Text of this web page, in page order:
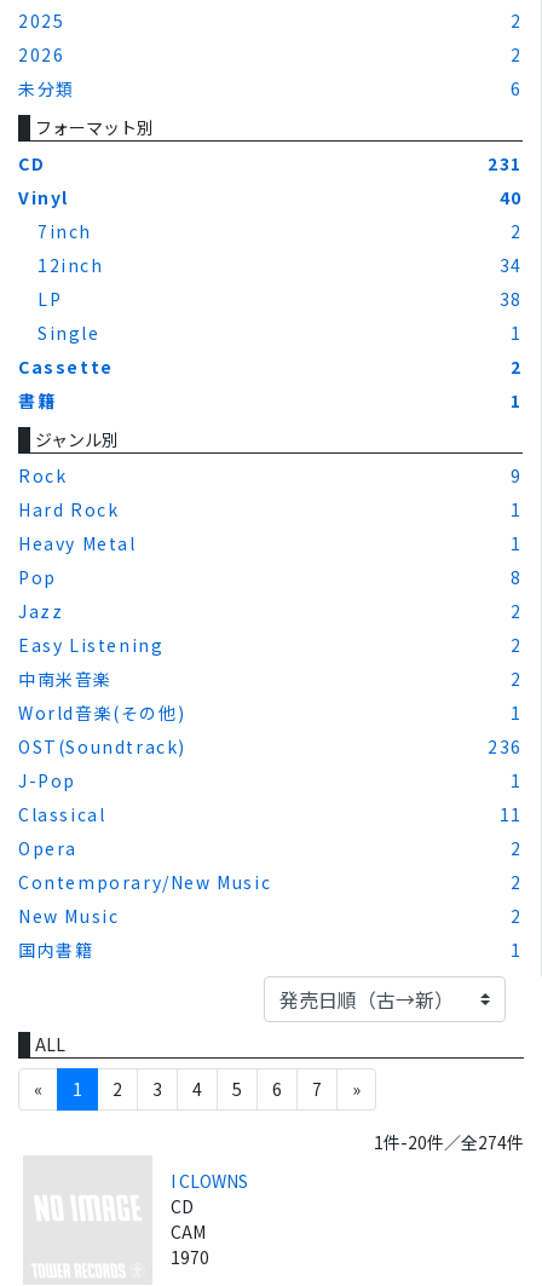
2025
2
2026
2
未分類
6
フォーマット別
CD
231
Vinyl
40
7inch
2
12inch
34
LP
38
Single
1
Cassette
2
書籍
1
ジャンル別
Rock
9
Hard Rock
1
Heavy Metal
1
Pop
8
Jazz
2
Easy Listening
2
中南米音楽
2
World音楽(その他)
1
OST(Soundtrack)
236
J-Pop
1
Classical
11
Opera
2
Contemporary/New Music
2
New Music
2
国内書籍
1
ALL
«
1 2 3 4 5 6 7 »
1件-20件／全274件
I CLOWNS
CD
CAM
1970